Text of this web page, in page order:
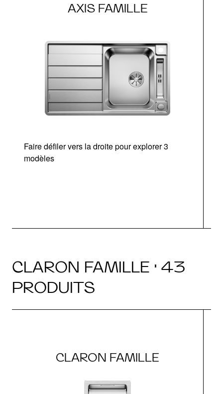
AXIS FAMILLE
Faire défiler vers la droite pour explorer 3
modèles
CLARON FAMILLE · 43
PRODUITS
CLARON FAMILLE